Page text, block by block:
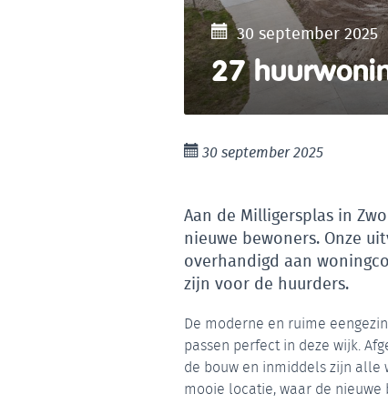
30 september 2025
27
30 september 2025
Aan de Milligersplas in
nieuwe bewoners. Onze
overhandigd aan
zijn voor de huurders.
De moderne en ruime
passen perfect in deze wijk.
de bouw en inmiddels zijn alle
mooie locatie, waar de